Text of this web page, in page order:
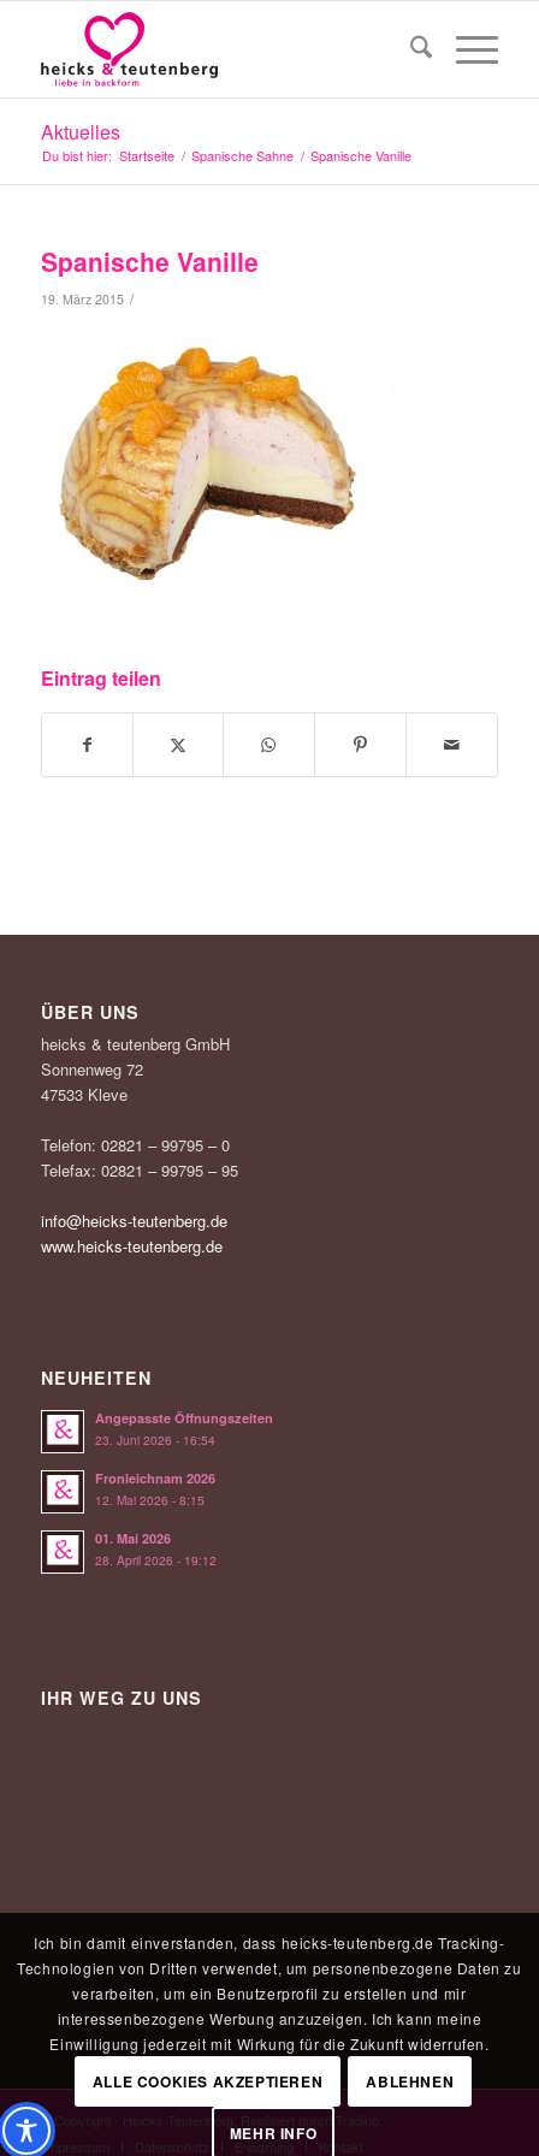
Aktuelles
Du bist hier: Startseite / Spanische Sahne / Spanische Vanille
Spanische Vanille
19. März 2015 /
Eintrag teilen
ÜBER UNS
heicks & teutenberg GmbH
Sonnenweg 72
47533 Kleve
Telefon: 02821 – 99795 – 0
Telefax: 02821 – 99795 – 95
info@heicks-teutenberg.de
www.heicks-teutenberg.de
NEUHEITEN
Angepasste Öffnungszeiten
23. Juni 2026 - 16:54
Fronleichnam 2026
12. Mai 2026 - 8:15
01. Mai 2026
28. April 2026 - 19:12
IHR WEG ZU UNS
© Copyright - Heicks-Teutenberg. Realisiert durch Tradino
Impressum
Datenschutz E-learning Kontakt
Ich bin damit einverstanden, dass heicks-teutenberg.de Tracking-
Technologien von Dritten verwendet, um personenbezogene Daten zu
verarbeiten, um ein Benutzerprofil zu erstellen und mir
interessenbezogene Werbung anzuzeigen. Ich kann meine
Einwilligung jederzeit mit Wirkung für die Zukunft widerrufen.
ALLE COOKIES AKZEPTIEREN ABLEHNEN
MEHR INFO